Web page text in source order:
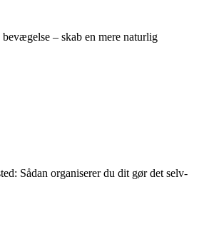
– skab en mere naturlig
Sådan organiserer du dit gør det selv-